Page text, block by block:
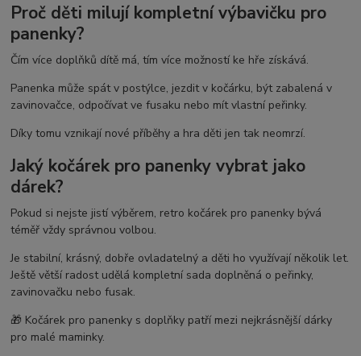
Proč děti milují kompletní výbavičku pro
panenky?
Čím více doplňků dítě má, tím více možností ke hře získává.
Panenka může spát v postýlce, jezdit v kočárku, být zabalená v
zavinovačce, odpočívat ve fusaku nebo mít vlastní peřinky.
Díky tomu vznikají nové příběhy a hra děti jen tak neomrzí.
Jaký kočárek pro panenky vybrat jako
dárek?
Pokud si nejste jistí výběrem, retro kočárek pro panenky bývá
téměř vždy správnou volbou.
Je stabilní, krásný, dobře ovladatelný a děti ho využívají několik let.
Ještě větší radost udělá kompletní sada doplněná o peřinky,
zavinovačku nebo fusak.
🎁 Kočárek pro panenky s doplňky patří mezi nejkrásnější dárky
pro malé maminky.